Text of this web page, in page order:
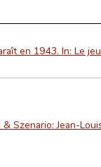
en 1943. In: Le
Szenario: Jean-